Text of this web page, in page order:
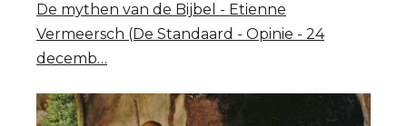
op
school
De mythen van de Bijbel - Etienne
Vermeersch (De Standaard - Opinie - 24
decemb…